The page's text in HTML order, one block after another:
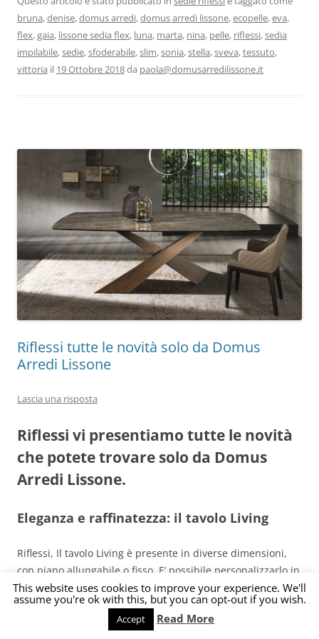
c
e
b
o
st
o
d
o
ai
l
n
di
vi
di
bruna,denise,domus arredi,domus arredi lissone,ecopelle,eva,
flex,gaia, lissone sedia flex, luna, marta, nina, pelle, riflessi,sedia
impilabile,sedie,sfoderabile,slim,sonia,stella,sveva,tessuto,
vittoria il 19 Ottobre 2018da paola@domusarredilissone.it
Riflessi tutte le novità solo da Domus
Arredi Lissone
Lascia una risposta
Riflessi vi presentiamo tutte le novità
che potete trovare solo da Domus
Arredi Lissone.
Eleganza e raffinatezza: il tavolo Living
Riflessi, Il tavolo Living è presente in diverse dimensioni,
con piano allungabile o fisso. E’ possibile personalizzarlo in
tutti gli aspetti: il piano può essere realizzato in legno,
cristallo o ceramica mentre le gambe possono essere in
metallo verniciato, in acciaio specchiante o in ottone.
This website uses cookies to improve your experience. We'll
assume you're ok with this, but you can opt-out if you wish.
Accept Read More